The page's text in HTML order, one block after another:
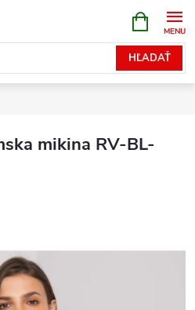
HĽADAŤ
KOŠÍK
mikina RV-BL-